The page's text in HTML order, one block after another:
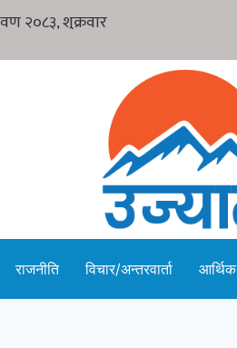
राजनीति विचार/अन्तरवार्ता आर्थिक